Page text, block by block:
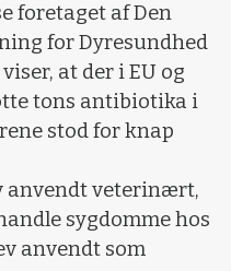
foretaget af Den
for Dyresundhed
at der i EU og
tons antibiotika i
stod for knap
anvendt veterinært,
sygdomme hos
anvendt som